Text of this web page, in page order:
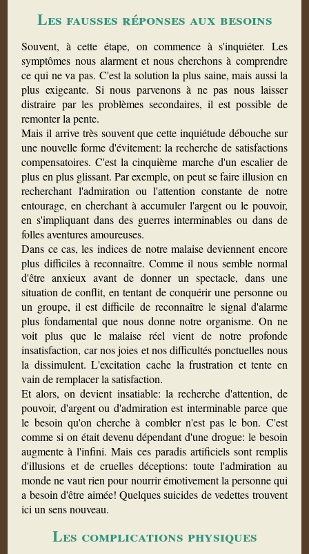
Les fausses réponses aux besoins
Souvent, à cette étape, on commence à s'inquiéter. Les
symptômes nous alarment et nous cherchons à comprendre
ce qui ne va pas. C'est la solution la plus saine, mais aussi la
plus exigeante. Si nous parvenons à ne pas nous laisser
distraire par les problèmes secondaires, il est possible de
remonter la pente.
Mais il arrive très souvent que cette inquiétude débouche sur
une nouvelle forme d'évitement: la recherche de satisfactions
compensatoires. C'est la cinquième marche d'un escalier de
plus en plus glissant. Par exemple, on peut se faire illusion en
recherchant l'admiration ou l'attention constante de notre
entourage, en cherchant à accumuler l'argent ou le pouvoir,
en s'impliquant dans des guerres interminables ou dans de
folles aventures amoureuses.
Dans ce cas, les indices de notre malaise deviennent encore
plus difficiles à reconnaître. Comme il nous semble normal
d'être anxieux avant de donner un spectacle, dans une
situation de conflit, en tentant de conquérir une personne ou
un groupe, il est difficile de reconnaître le signal d'alarme
plus fondamental que nous donne notre organisme. On ne
voit plus que le malaise réel vient de notre profonde
insatisfaction, car nos joies et nos difficultés ponctuelles nous
la dissimulent. L'excitation cache la frustration et tente en
vain de remplacer la satisfaction.
Et alors, on devient insatiable: la recherche d'attention, de
pouvoir, d'argent ou d'admiration est interminable parce que
le besoin qu'on cherche à combler n'est pas le bon. C'est
comme si on était devenu dépendant d'une drogue: le besoin
augmente à l'infini. Mais ces paradis artificiels sont remplis
d'illusions et de cruelles déceptions: toute l'admiration au
monde ne vaut rien pour nourrir émotivement la personne qui
a besoin d'être aimée! Quelques suicides de vedettes trouvent
ici un sens nouveau.
Les complications physiques